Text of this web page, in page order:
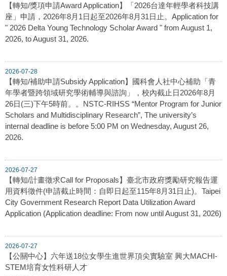
【轉知/獎項申請Award Application】「2026台達年輕學者科技講
座」申請，2026年8月1日起至2026年8月31日止。Application for
" 2026 Delta Young Technology Scholar Award " from August 1,
2026, to August 31, 2026.
2026-07-28
【轉知/補助申請Subsidy Application】國科會人社中心補助「青
年學者暨跨領域研究學術輔導與諮詢」，校內截止日2026年8月
26日(三)下午5時前。。NSTC-RIHSS “Mentor Program for Junior
Scholars and Multidisciplinary Research”, The university’s
internal deadline is before 5:00 PM on Wednesday, August 26,
2026.
2026-07-27
【轉知/計畫徵求Call for Proposals】臺北市政府獎勵研究報告運
用資料徵件(申請截止時間：自即日起至115年8月31日止)。Taipei
City Government Research Report Data Utilization Award
Application (Application deadline: From now until August 31, 2026)
2026-07-27
【公關中心】六年送18位女學生進世界頂尖實驗室 興大MACHI-
STEM培育女性科研人才